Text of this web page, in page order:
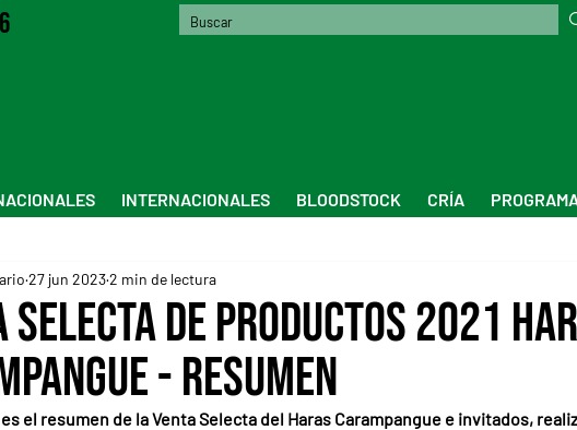
INTERNACIONALES BLOODSTOCK CRÍA
Selecta de Productos 2021
- Resumen
27 jun 20232 min de lectura
el resumen de la Venta Selecta del Haras Carampangue e invitados,